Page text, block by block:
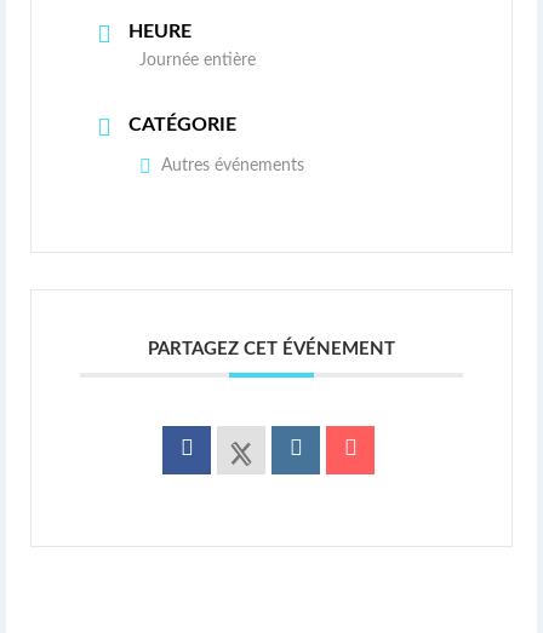
HEURE
Journée entière
CATÉGORIE
Autres événements
PARTAGEZ CET ÉVÉNEMENT